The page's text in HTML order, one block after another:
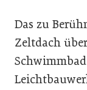
Das zu
Zeltdach